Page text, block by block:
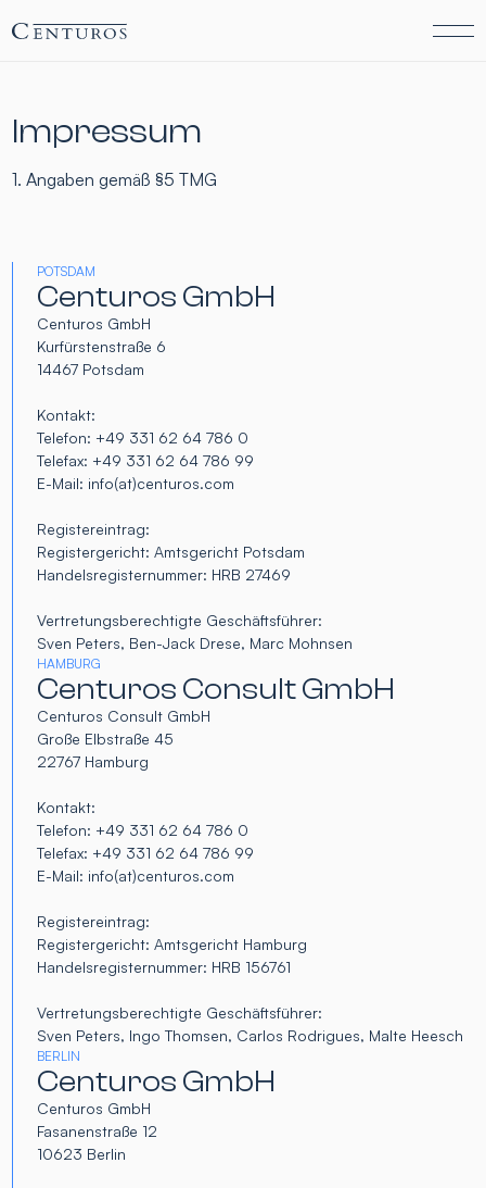
Impressum
1. Angaben gemäß §5 TMG
POTSDAM
Centuros GmbH
Centuros GmbH
Kurfürstenstraße 6
14467 Potsdam
Kontakt:
Telefon: +49 331 62 64 786 0
Telefax: +49 331 62 64 786 99
E-Mail: info(at)centuros.com
Registereintrag:
Registergericht: Amtsgericht Potsdam
Handelsregisternummer: HRB 27469
Vertretungsberechtigte Geschäftsführer:
Sven Peters, Ben-Jack Drese, Marc Mohnsen
HAMBURG
Centuros Consult GmbH
Centuros Consult GmbH
Große Elbstraße 45
22767 Hamburg
Kontakt:
Telefon: +49 331 62 64 786 0
Telefax: +49 331 62 64 786 99
E-Mail: info(at)centuros.com
Registereintrag:
Registergericht: Amtsgericht Hamburg
Handelsregisternummer: HRB 156761
Vertretungsberechtigte Geschäftsführer:
Sven Peters, Ingo Thomsen, Carlos Rodrigues, Malte Heesch
BERLIN
Centuros GmbH
Centuros GmbH
Fasanenstraße 12
10623 Berlin